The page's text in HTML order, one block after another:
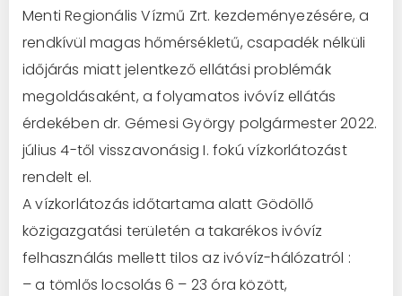
Menti Regionális Vízmű Zrt. kezdeményezésére, a
rendkívül magas hőmérsékletű, csapadék nélküli
időjárás miatt jelentkező ellátási problémák
megoldásaként, a folyamatos ivóvíz ellátás
érdekében dr. Gémesi György polgármester 2022.
július 4-től visszavonásig I. fokú vízkorlátozást
rendelt el.
A vízkorlátozás időtartama alatt Gödöllő
közigazgatási területén a takarékos ivóvíz
felhasználás mellett tilos az ivóvíz-hálózatról :
– a tömlős locsolás 6 – 23 óra között,